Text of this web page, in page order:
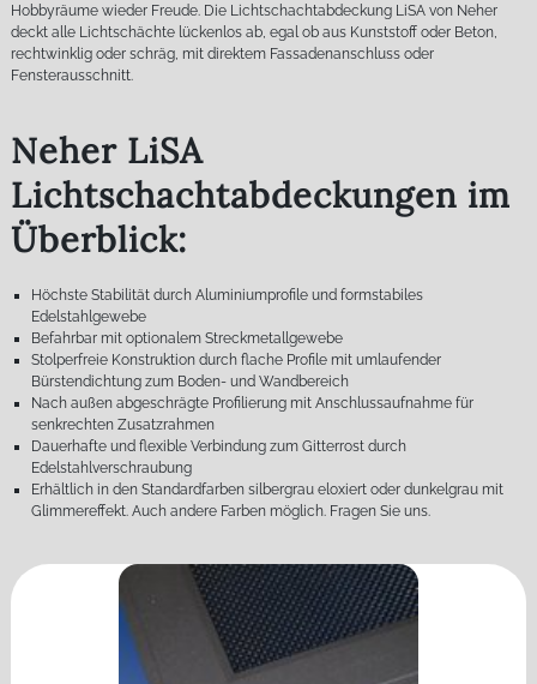
Hobbyräume wieder Freude. Die Lichtschachtabdeckung LiSA von Neher
deckt alle Lichtschächte lückenlos ab, egal ob aus Kunststoff oder Beton,
rechtwinklig oder schräg, mit direktem Fassadenanschluss oder
Fensterausschnitt.
Neher LiSA
Lichtschachtabdeckungen im
Überblick:
Höchste Stabilität durch Aluminiumprofile und formstabiles
Edelstahlgewebe
Befahrbar mit optionalem Streckmetallgewebe
Stolperfreie Konstruktion durch flache Profile mit umlaufender
Bürstendichtung zum Boden- und Wandbereich
Nach außen abgeschrägte Profilierung mit Anschlussaufnahme für
senkrechten Zusatzrahmen
Dauerhafte und flexible Verbindung zum Gitterrost durch
Edelstahlverschraubung
Erhältlich in den Standardfarben silbergrau eloxiert oder dunkelgrau mit
Glimmereffekt. Auch andere Farben möglich. Fragen Sie uns.